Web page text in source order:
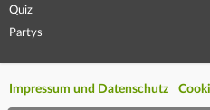
Quiz
Partys
Impressum und Datenschutz